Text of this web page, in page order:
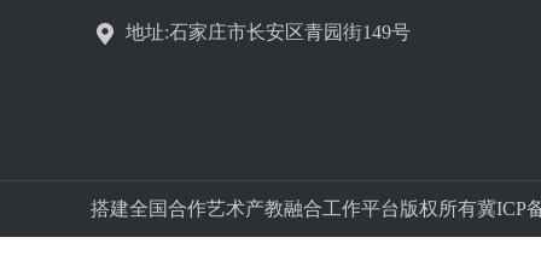
地址:石家庄市长安区青园街149号
搭建全国合作艺术产教融合工作平台版权所有冀ICP